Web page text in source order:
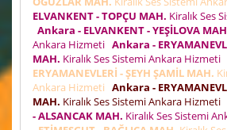
ELVANKENT - TOPÇU MAH. Kiralık Ses
Ankara - ELVANKENT - YEŞİLOVA
Ankara Hizmeti Ankara -
MAH. Kiralık Ses Sistemi Ankara Hizmeti
ERYAMANEVLERİ - ŞEYH ŞAMİL MAH.
Ankara Hizmeti Ankara -
MAH. Kiralık Ses Sistemi Ankara Hizmeti
- ALSANCAK MAH. Kiralık Ses Sistemi